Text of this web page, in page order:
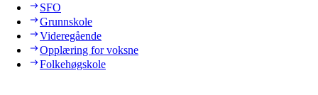
SFO
Grunnskole
Videregående
Opplæring for voksne
Folkehøgskole